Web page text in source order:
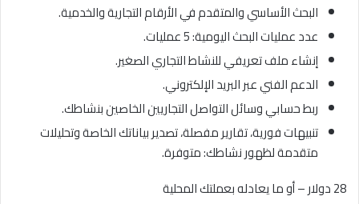
البحث الأساسي والمتقدم في الأرقام التجارية والخدمية.
عدد عمليات البحث اليومية: 5 عمليات.
إنشاء ملف تعريفي للنشاط التجاري الصغير.
الدعم الفني عبر البريد الإلكتروني.
ربط حسابي وسائل التواصل التجاريين الخاصين بنشاطك.
تنبيهات فورية، تقارير مفصلة، تصدير بياناتك الخاصة وتحليلات
متقدمة لظهور نشاطك: متوفرة.
28 دولار – أو ما يعادله بعملتك المحلية